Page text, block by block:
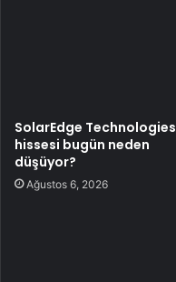
SolarEdge Technologies
hissesi bugün neden
düşüyor?
Ağustos 6, 2026